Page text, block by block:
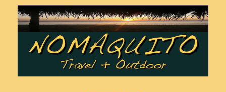
springen